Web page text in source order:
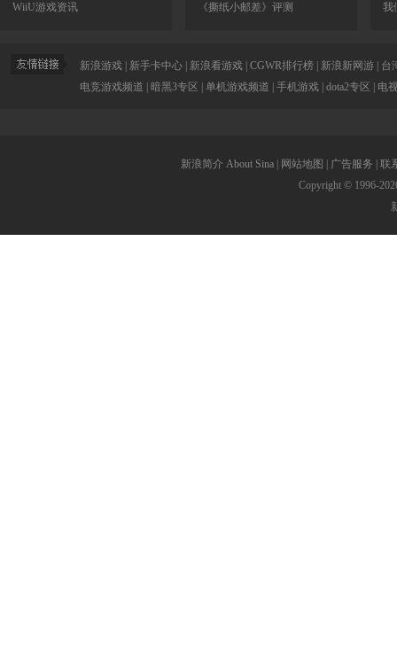
WiiU游戏资讯
《撕纸小邮差》评测
我
新浪游戏 新手卡中心 新浪看游戏 CGWR排行榜 新浪新网游
台
电竞游戏频道
暗黑3专区 单机游戏频道 手机游戏 dota2专区 电
新浪简介 About Sina 网站地图 广告服务
联
Copyright © 1996-